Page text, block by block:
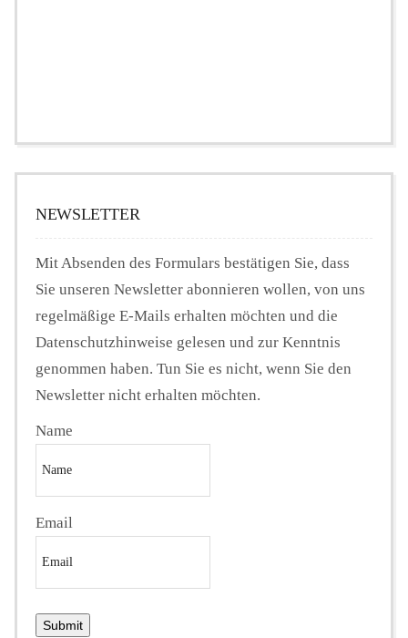
NEWSLETTER
Mit Absenden des Formulars bestätigen Sie, dass
Sie unseren Newsletter abonnieren wollen, von uns
regelmäßige E-Mails erhalten möchten und die
Datenschutzhinweise gelesen und zur Kenntnis
genommen haben. Tun Sie es nicht, wenn Sie den
Newsletter nicht erhalten möchten.
Name
Email